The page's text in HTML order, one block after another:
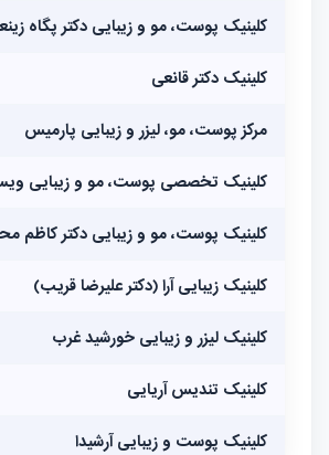
کلینیک پوست، مو و زیبایی دکتر پگاه
کلینیک دکتر قانعی
مرکز پوست، مو، لیزر و زیبایی پارمیس
کلینیک تخصصی پوست، مو و زیبایی
کلینیک پوست، مو و زیبایی دکتر کاظم
کلینیک زیبایی آرا (دکتر علیرضا قریب)
کلینیک لیزر و زیبایی خورشید غرب
کلینیک تندیس آریایی
کلینیک پوست و زیبایی آرشیدا